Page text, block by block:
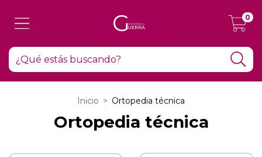
0
Inicio > Ortopedia técnica
Ortopedia técnica